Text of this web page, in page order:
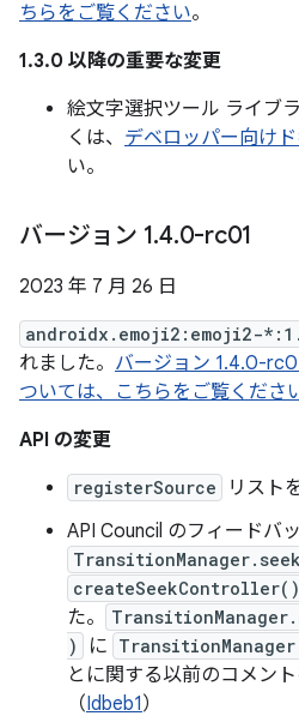
ちらをご覧ください。
1.3.0 以降の重要な変更
絵文字選択ツール ライブ
くは、 デベロッパー向け
い。
バージョン 1.4.0-rc01
2023 年 7 月 26 日
androidx.emoji2:emoji2-
れました。 バージョン 1.4.0-
ついては、こちらをご覧くださ
API の変更
registerSource リスト
API Council のフィードバ
createSeekController()
た。
)
に
とに関する以前のコメン
（Idbeb1）